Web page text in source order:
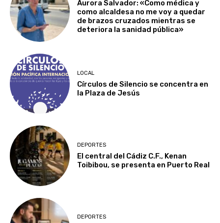
Aurora Salvador: «Como médica y
como alcaldesa no me voy a quedar
de brazos cruzados mientras se
deteriora la sanidad pública»
LOCAL
Círculos de Silencio se concentra en
la Plaza de Jesús
DEPORTES
El central del Cádiz C.F., Kenan
Toibibou, se presenta en Puerto Real
DEPORTES